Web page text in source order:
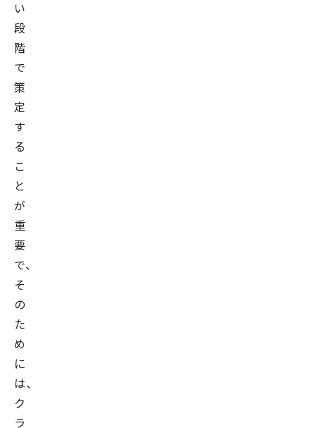
い
段
階
で
策
定
す
る
こ
と
が
重
要
で、
そ
の
た
め
に
は、
ク
ラ